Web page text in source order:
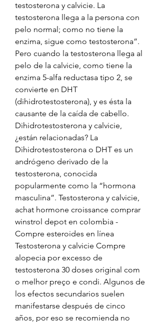
testosterona y calvicie. La
testosterona llega a la persona con
pelo normal; como no tiene la
enzima, sigue como testosterona”.
Pero cuando la testosterona llega al
pelo de la calvicie, como tiene la
enzima 5-alfa reductasa tipo 2, se
convierte en DHT
(dihidrotestosterona), y es ésta la
causante de la caída de cabello.
Dihidrotestosterona y calvicie,
¿están relacionadas? La
Dihidrotestosterona o DHT es un
andrógeno derivado de la
testosterona, conocida
popularmente como la “hormona
masculina”. Testosterona y calvicie,
achat hormone croissance comprar
winstrol depot en colombia -
Compre esteroides en línea
Testosterona y calvicie Compre
alopecia por excesso de
testosterona 30 doses original com
o melhor preço e condi. Algunos de
los efectos secundarios suelen
manifestarse después de cinco
años, por eso se recomienda no